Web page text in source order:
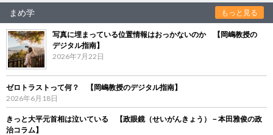
まめ学 もっと見る
写真に埋まっている位置情報はおっかないのか 【岡嶋教授の
デジタル指南】
2026年7月22日
ゼロトラストって何？ 【岡嶋教授のデジタル指南】
2026年6月18日
きっと大平元首相は泣いている 【政眼鏡（せいがんきょう）－本田雅俊の政
治コラム】